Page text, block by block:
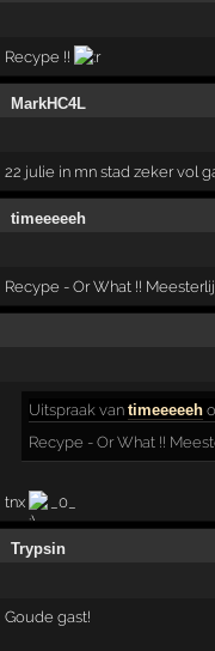
Recype !!
MarkHC4L
22 julie in mn stad zeker vol
timeeeeeh
Recype - Or What !!
Uitspraak vantimeeeeeh
Recype - Or What !!
tnx _0_
Trypsin
Goude gast!